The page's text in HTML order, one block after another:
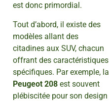
est donc primordial.
Tout d’abord, il existe des
modèles allant des
citadines aux SUV, chacun
offrant des caractéristiques
spécifiques. Par exemple, la
Peugeot 208 est souvent
plébiscitée pour son design